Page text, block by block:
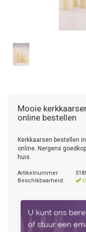
Mooie
online bestellen
Kerkkaarsen bestellen
online. Nergens
huis.
Artikelnummer:
Beschikbaarheid: